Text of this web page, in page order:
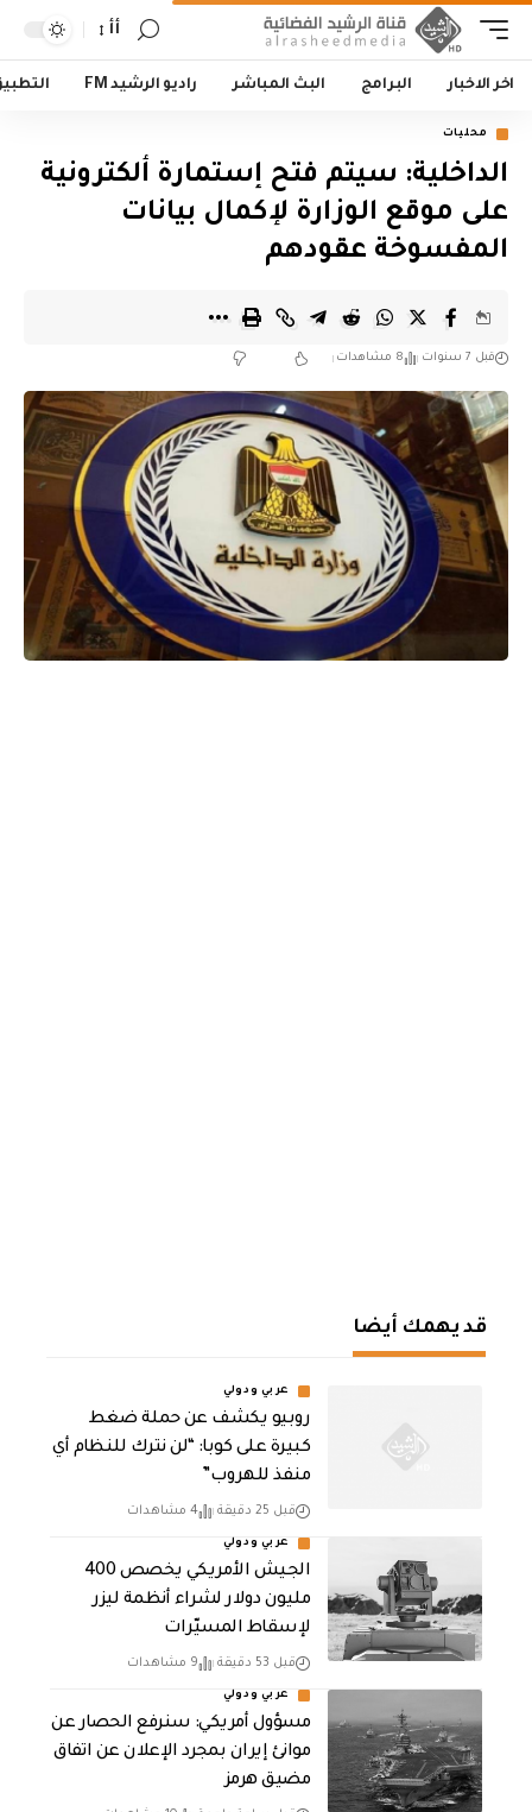
أأ
اخر الاخبار البرامج البث المباشر راديو الرشيد FM
محليات
الداخلية: سيتم فتح إستمارة ألكترونية
على موقع الوزارة لإكمال بيانات
المفسوخة عقودهم
قبل 7 سنوات 8 مشاهدات
قد يهمك أيضا
عربي ودولي
روبيو يكشف عن حملة ضغط
كبيرة على كوبا: “لن نترك للنظام أي
منفذ للهروب”
قبل 25 دقيقة 4 مشاهدات
عربي ودولي
الجيش الأمريكي يخصص 400
مليون دولار لشراء أنظمة ليزر
لإسقاط المسيّرات
قبل 53 دقيقة 9 مشاهدات
عربي ودولي
مسؤول أمريكي: سنرفع الحصار عن
موانئ إيران بمجرد الإعلان عن اتفاق
مضيق هرمز